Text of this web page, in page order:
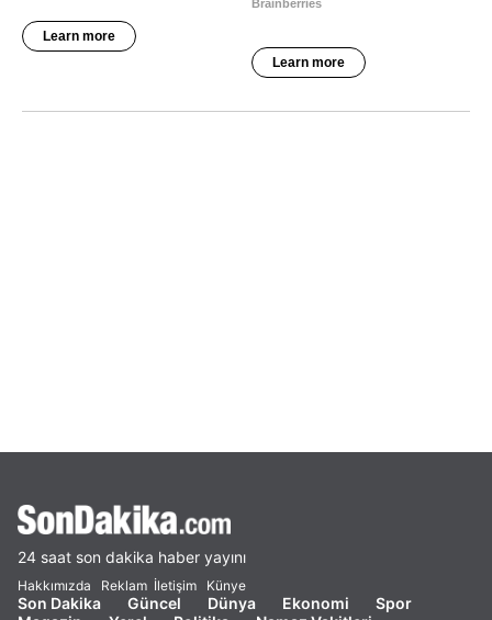
24 saat son dakika haber yayını
Hakkımızda Reklam İletişim Künye
Son Dakika Güncel Dünya Ekonomi
Spor